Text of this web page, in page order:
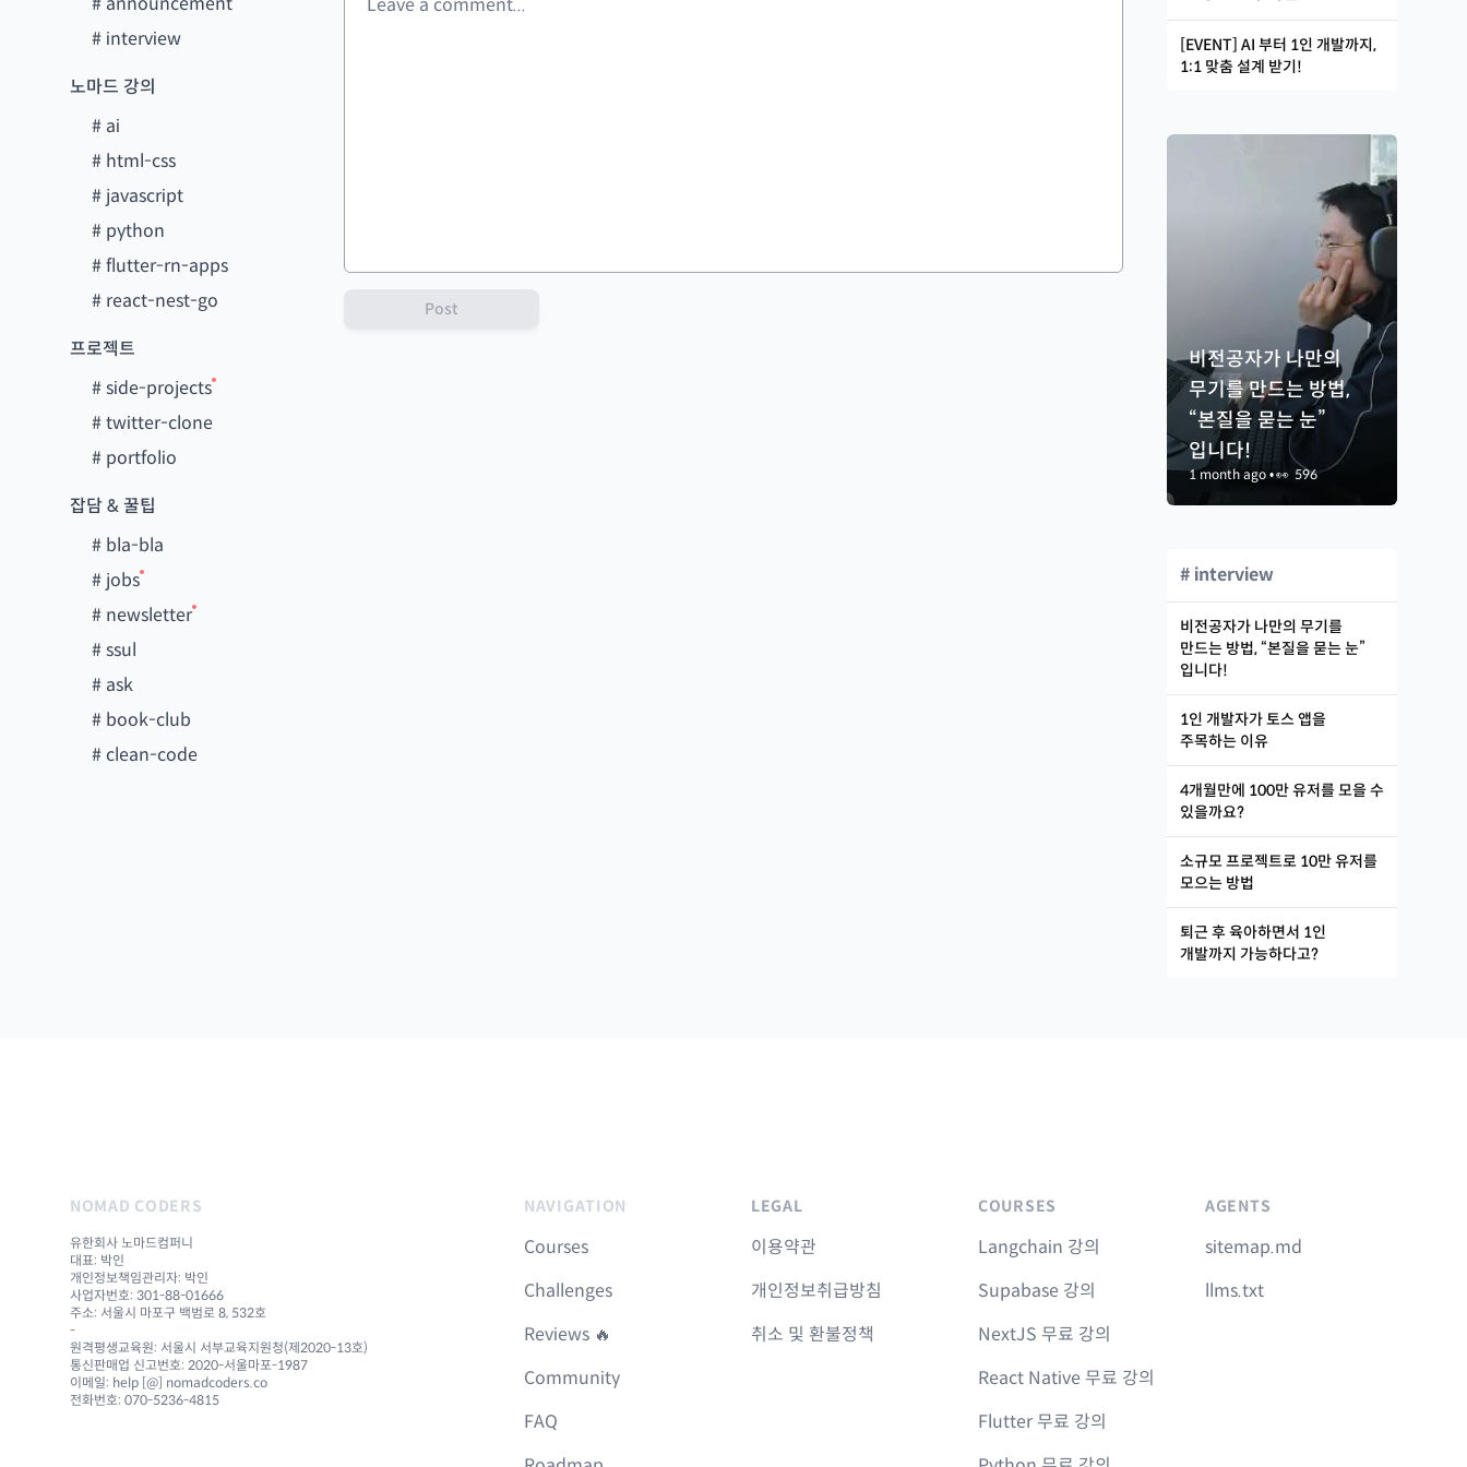
# interview
노마드 강의
# ai
# html-css
# javascript
# python
#flutter-rn-apps
# react-nest-go
프로젝트
#side-projects
#twitter-clone
# portfolio
잡담 & 꿀팁
# bla-bla
# jobs
# newsletter
#ssul
# ask
# book-club
#clean-code
Post
[EVENT] AI 부터 1인 개발까지,
1:1 맞춤 설계 받기!
비전공자가 나만의
무기를 만드는 방법,
“본질을 묻는 눈”
입니다!
1 month ago•👀 596
# interview
비전공자가 나만의 무기를
만드는 방법, “본질을 묻는 눈”
입니다!
1인 개발자가 토스 앱을
주목하는 이유
4개월만에 100만 유저를 모을 수
있을까요?
소규모 프로젝트로 10만 유저를
모으는 방법
퇴근 후 육아하면서 1인
개발까지 가능하다고?
NOMAD CODERS
유한회사 노마드컴퍼니
대표: 박인
개인정보책임관리자: 박인
사업자번호: 301-88-01666
주소: 서울시 마포구 백범로 8, 532호
-
원격평생교육원: 서울시 서부교육지원청(제2020-13호)
통신판매업 신고번호: 2020-서울마포-1987
이메일: help [@] nomadcoders.co
전화번호: 070-5236-4815
NAVIGATION
Courses
Challenges
Reviews 🔥
Community
FAQ
LEGAL
이용약관
개인정보취급방침
취소 및 환불정책
COURSES
Langchain 강의
Supabase 강의
NextJS 무료 강의
React Native 무료 강의
Flutter 무료 강의
AGENTS
sitemap.md
llms.txt